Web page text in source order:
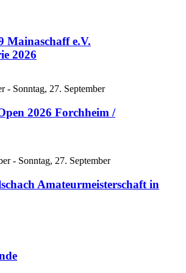
Mainaschaff e.V.
2026
- Sonntag, 27. September
2026 Forchheim /
- Sonntag, 27. September
Amateurmeisterschaft in